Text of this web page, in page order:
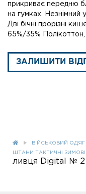
прикриває передню
на гумках. Незнімний
Дві бічні прорізні
65%/35%
ЗАЛИШИТИ
ВІЙСЬКОВИЙ ОДЯГ
ШТАНИ ТАКТИЧНІ ЗИМОВІ
ливця Digital № 2